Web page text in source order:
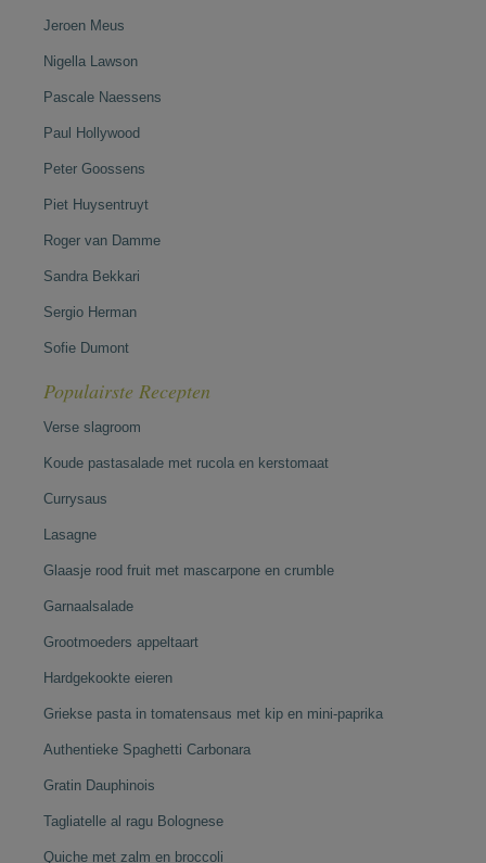
Jeroen Meus
Nigella Lawson
Pascale Naessens
Paul Hollywood
Peter Goossens
Piet Huysentruyt
Roger van Damme
Sandra Bekkari
Sergio Herman
Sofie Dumont
Populairste Recepten
Verse slagroom
Koude pastasalade met rucola en kerstomaat
Currysaus
Lasagne
Glaasje rood fruit met mascarpone en crumble
Garnaalsalade
Grootmoeders appeltaart
Hardgekookte eieren
Griekse pasta in tomatensaus met kip en mini-paprika
Authentieke Spaghetti Carbonara
Gratin Dauphinois
Tagliatelle al ragu Bolognese
Quiche met zalm en broccoli